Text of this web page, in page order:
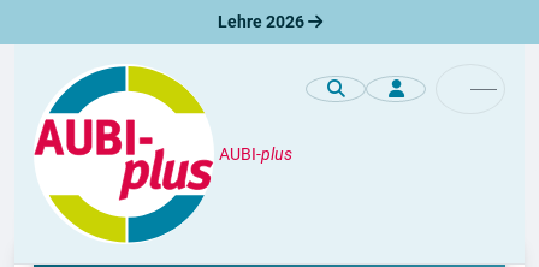
Lehre 2026
AUBI-plus
Lehre
Lehrstelle Redlham 2026 & 2027